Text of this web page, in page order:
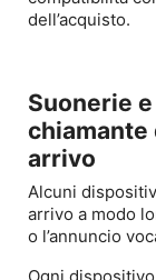
dell’acquisto.
Suonerie
chiamante
arrivo
Alcuni
arrivo a modo
o l’annuncio